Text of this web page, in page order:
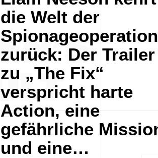
die Welt der
zurück: Der Trailer
zu „The Fix“
verspricht harte
Action, eine
gefährliche
und eine…